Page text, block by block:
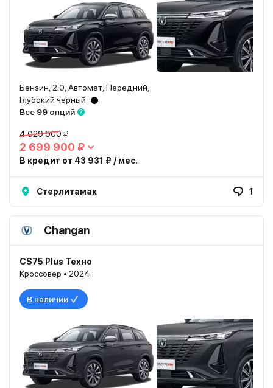
Бензин, 2.0, Автомат, Передний,
Глубокий черный
Все 99 опций
4 029 900 ₽
2 699 900 ₽
В кредит от 43 931 ₽ / мес.
Стерлитамак 1
Changan
CS75 Plus Техно
Кроссовер • 2024
В наличии